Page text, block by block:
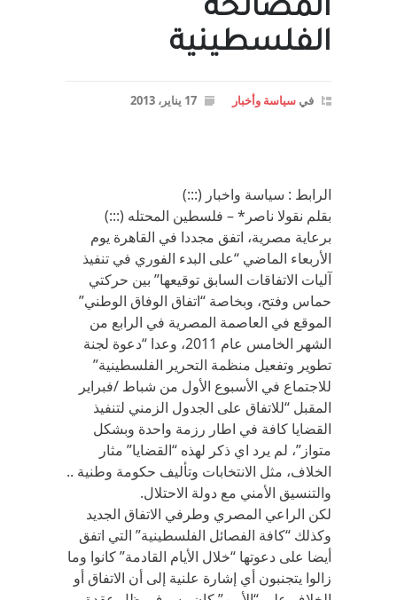
المصالحه
الفلسطينية
في سياسة وأخبار 17 يناير، 2013
الرابط : سياسة واخبار (:::)
بقلم نقولا ناصر* – فلسطين المحتله (:::)
برعاية مصرية، اتفق مجددا في القاهرة يوم
الأربعاء الماضي “على البدء الفوري في تنفيذ
آليات الاتفاقات السابق توقيعها” بين حركتي
حماس وفتح، وبخاصة “اتفاق الوفاق الوطني”
الموقع في العاصمة المصرية في الرابع من
الشهر الخامس عام 2011، وعدا “دعوة لجنة
تطوير وتفعيل منظمة التحرير الفلسطينية”
للاجتماع في الأسبوع الأول من شباط /فبراير
المقبل “للاتفاق على الجدول الزمني لتنفيذ
القضايا كافة في اطار رزمة واحدة وبشكل
متواز”، لم يرد اي ذكر لهذه “القضايا” مثار
الخلاف، مثل الانتخابات وتأليف حكومة وطنية ..
والتنسيق الأمني مع دولة الاحتلال.
لكن الراعي المصري وطرفي الاتفاق الجديد
وكذلك “كافة الفصائل الفلسطينية” التي اتفق
أيضا على دعوتها “خلال الأيام القادمة” كانوا وما
زالوا يتجنبون أي إشارة علنية إلى أن الاتفاق أو